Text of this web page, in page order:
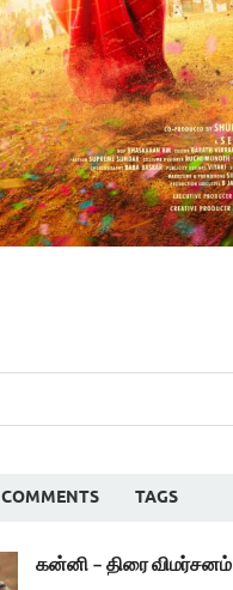
COMMENTS TAGS
கன்னி – திரை விமர்சனம்